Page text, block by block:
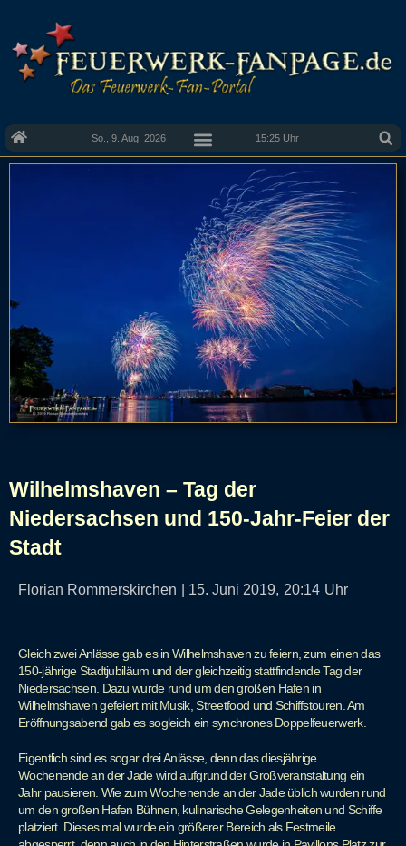
So., 9. Aug. 2026 15:25 Uhr
Wilhelmshaven – Tag der
Niedersachsen und 150-Jahr-Feier der
Stadt
Florian Rommerskirchen 15. Juni 2019, 20:14 Uhr
Gleich zwei Anlässe gab es in Wilhelmshaven zu feiern, zum einen das
150-jährige Stadtjubiläum und der gleichzeitig stattfindende Tag der
Niedersachsen. Dazu wurde rund um den großen Hafen in
Wilhelmshaven gefeiert mit Musik, Streetfood und Schiffstouren. Am
Eröffnungsabend gab es sogleich ein synchrones Doppelfeuerwerk.
Eigentlich sind es sogar drei Anlässe, denn das diesjährige
Wochenende an der Jade wird aufgrund der Großveranstaltung ein
Jahr pausieren. Wie zum Wochenende an der Jade üblich wurden rund
um den großen Hafen Bühnen, kulinarische Gelegenheiten und Schiffe
platziert. Dieses mal wurde ein größerer Bereich als Festmeile